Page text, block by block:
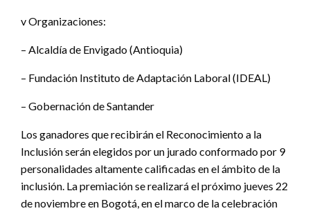
v Organizaciones:
– Alcaldía de Envigado (Antioquia)
– Fundación Instituto de Adaptación Laboral (IDEAL)
– Gobernación de Santander
Los ganadores que recibirán el Reconocimiento a la
Inclusión serán elegidos por un jurado conformado por 9
personalidades altamente calificadas en el ámbito de la
inclusión. La premiación se realizará el próximo jueves 22
de noviembre en Bogotá, en el marco de la celebración